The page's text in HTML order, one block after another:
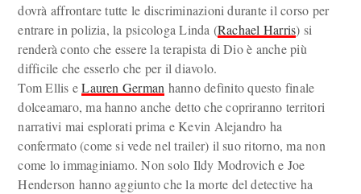
dovrà affrontare tutte le discriminazioni durante il corso per
entrare in polizia, la psicologa Linda (Rachael Harris) si
renderà conto che essere la terapista di Dio è anche più
difficile che esserlo che per il diavolo.
Tom Ellis eLauren German hanno definito questo finale
dolceamaro, ma hanno anche detto che copriranno territori
narrativi mai esplorati prima e Kevin Alejandro ha
confermato (come si vede nel trailer) il suo ritorno, ma non
come lo immaginiamo. Non solo Ildy Modrovich e Joe
Henderson hanno aggiunto che la morte del detective ha